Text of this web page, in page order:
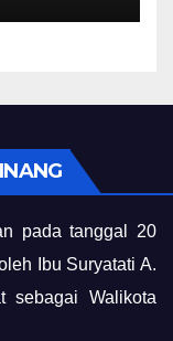
pada tanggal 20
Ibu Suryatati A.
sebagai Walikota